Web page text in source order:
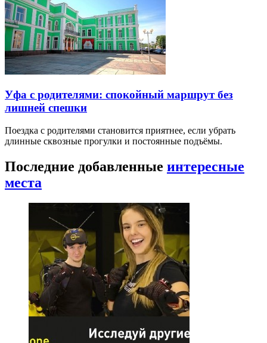
Уфа с родителями: спокойный маршрут без
лишней спешки
Поездка с родителями становится приятнее, если убрать
длинные сквозные прогулки и постоянные подъёмы.
Последние добавленные интересные
места